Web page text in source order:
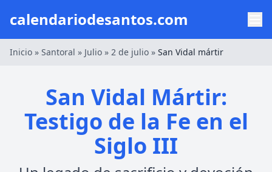
calendariodesantos.com
Inicio » Santoral » Julio » 2 de julio » San Vidal mártir
San Vidal Mártir:
Testigo de la Fe en el
Siglo III